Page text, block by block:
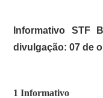
Informativo STF
divulgação: 07 de
1 Informativo